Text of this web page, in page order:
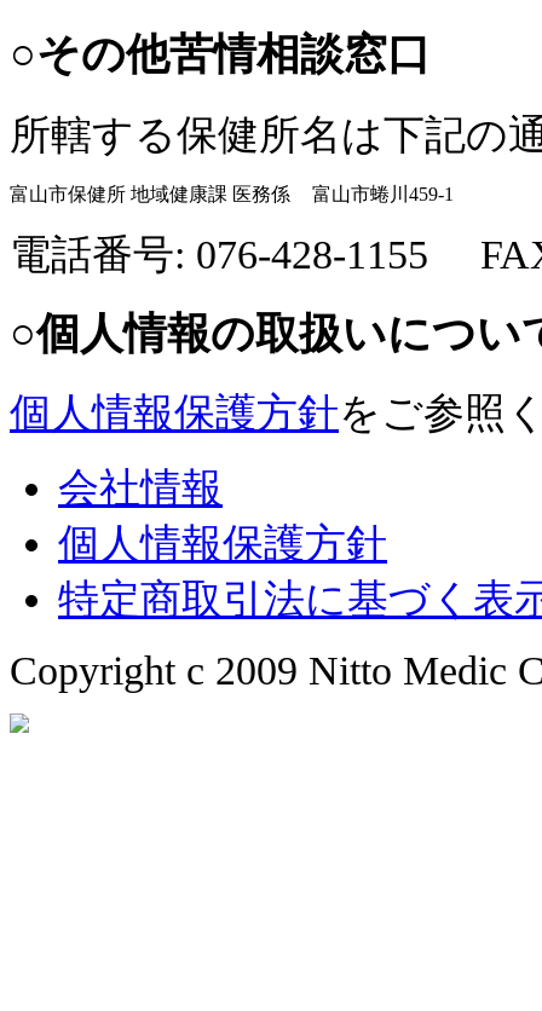
○その他苦情相談窓口
所轄する保健所名は下記の
富山市保健所 地域健康課 医務係 富山市蜷川459-1
電話番号: 076-428-1155
○個人情報の取扱いについ
個人情報保護方針をご参照
会社情報
個人情報保護方針
特定商取引法に基づく表
Copyright c 2009 Nitto Medic